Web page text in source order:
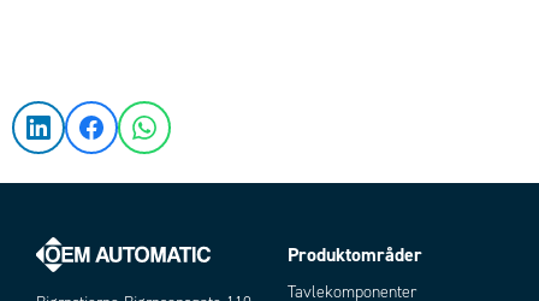
Produktområder
Tavlekomponenter